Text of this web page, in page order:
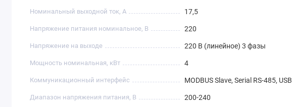
Номинальный выходной ток, А 17,5
Напряжение питания номинальное, В 220
Напряжение на выходе 220 В (линейное) 3 фазы
Мощность номинальная, кВт 4
Коммуникационный интерфейс MODBUS Slave, Serial RS-485, USB
Диапазон напряжения питания, В 200-240